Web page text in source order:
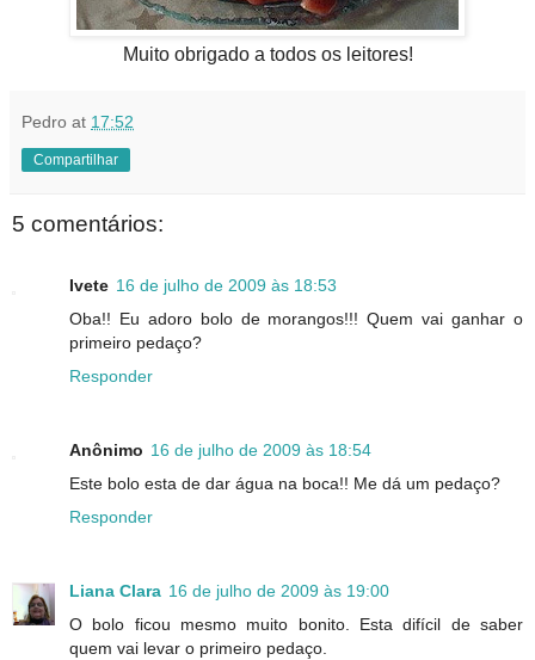
Muito obrigado a todos os leitores!
Pedro at 17:52
Compartilhar
5 comentários:
Ivete 16 de julho de 2009 às 18:53
Oba!! Eu adoro bolo de morangos!!! Quem vai ganhar o
primeiro pedaço?
Responder
Anônimo 16 de julho de 2009 às 18:54
Este bolo esta de dar água na boca!! Me dá um pedaço?
Responder
Liana Clara 16 de julho de 2009 às 19:00
O bolo ficou mesmo muito bonito. Esta difícil de saber
quem vai levar o primeiro pedaço.